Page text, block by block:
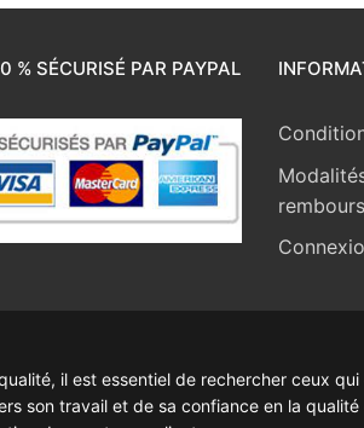
% SÉCURISÉ PAR PAYPAL
il est essentiel de rechercher ceux
son travail et de sa confiance en la